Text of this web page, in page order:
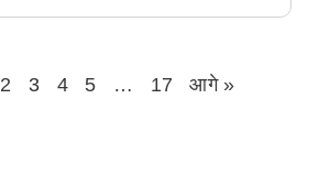
2 3 4 5 … 17 आगे »